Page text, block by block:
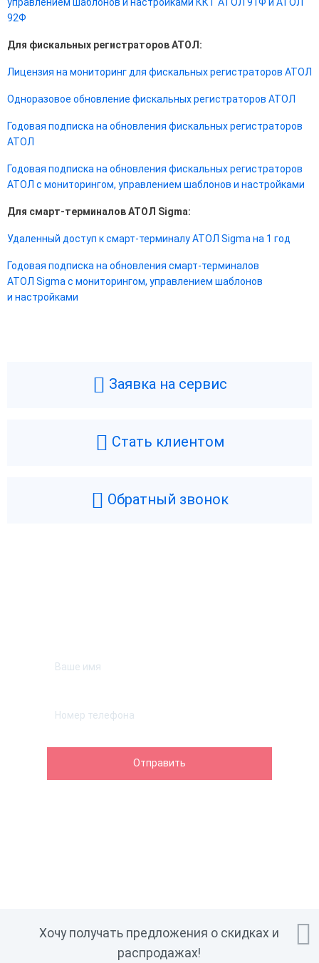
92Ф
Для фискальных регистраторов АТОЛ:
Лицензия на мониторинг для фискальных регистраторов АТОЛ
Одноразовое обновление фискальных регистраторов АТОЛ
Годовая подписка на обновления фискальных регистраторов
АТОЛ
Годовая подписка на обновления фискальных регистраторов
АТОЛ с мониторингом, управлением шаблонов и настройками
Для смарт-терминалов АТОЛ Sigma:
Удаленный доступ к смарт-терминалу АТОЛ Sigma на 1 год
Годовая подписка на обновления смарт-терминалов
АТОЛ Sigma с мониторингом, управлением шаблонов
и настройками
Заявка на сервис
Стать клиентом
Обратный звонок

Хочу получать предложения о скидках и
распродажах!